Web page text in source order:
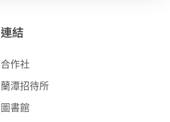
連結
合作社
蘭潭招待所
圖書館